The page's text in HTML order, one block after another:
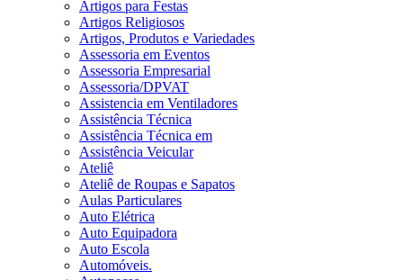
Artigos para Festas
Artigos Religiosos
Artigos, Produtos e Variedades
Assessoria em Eventos
Assessoria Empresarial
Assessoria/DPVAT
Assistencia em Ventiladores
Assistência Técnica
Assistência Técnica em
Assistência Veicular
Ateliê
Ateliê de Roupas e Sapatos
Aulas Particulares
Auto Elétrica
Auto Equipadora
Auto Escola
Automóveis.